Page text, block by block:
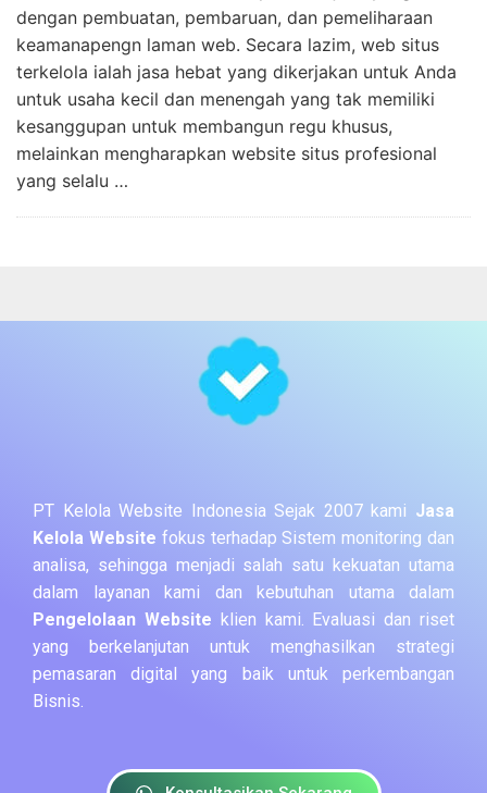
dengan pembuatan, pembaruan, dan pemeliharaan
keamanapengn laman web. Secara lazim, web situs
terkelola ialah jasa hebat yang dikerjakan untuk Anda
untuk usaha kecil dan menengah yang tak memiliki
kesanggupan untuk membangun regu khusus,
melainkan mengharapkan website situs profesional
yang selalu …
PT Kelola Website Indonesia Sejak 2007 kami Jasa
Kelola Website fokus terhadap Sistem monitoring dan
analisa, sehingga menjadi salah satu kekuatan utama
dalam layanan kami dan kebutuhan utama dalam
Pengelolaan Website klien kami. Evaluasi dan riset
yang berkelanjutan untuk menghasilkan strategi
pemasaran digital yang baik untuk perkembangan
Bisnis.